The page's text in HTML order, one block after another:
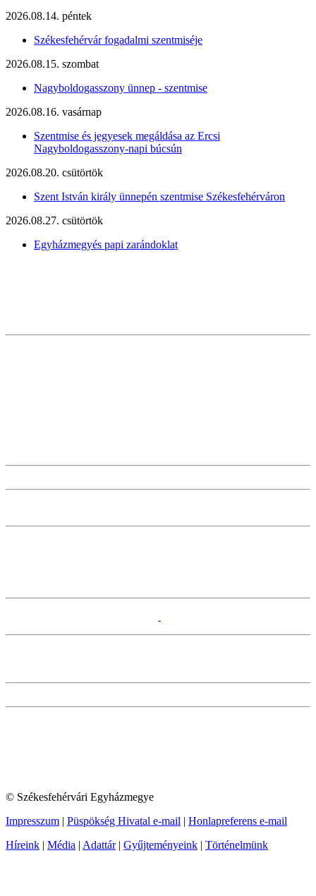
2026.08.14. péntek
Székesfehérvár fogadalmi szentmiséje
2026.08.15. szombat
Nagyboldogasszony ünnep - szentmise
2026.08.16. vasárnap
Szentmise és jegyesek megáldása az Ercsi
Nagyboldogasszony-napi búcsún
2026.08.20. csütörtök
Szent István király ünnepén szentmise Székesfehérváron
2026.08.27. csütörtök
Egyházmegyés papi zarándoklat
© Székesfehérvári Egyházmegye
Impresszum | Püspökség Hivatal e-mail | Honlapreferens e-mail
Híreink | Média | Adattár| Gyűjteményeink | Történelmünk